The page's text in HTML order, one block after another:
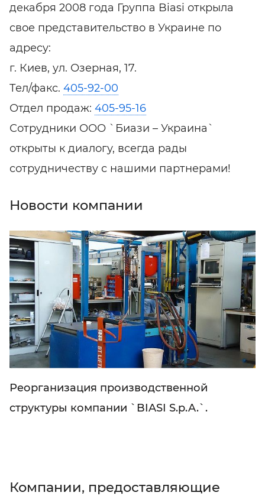
декабря 2008 года Группа Biasi открыла
свое представительство в Украине по
адресу:
г. Киев, ул. Озерная, 17.
Тел/факс. 405-92-00
Отдел продаж: 405-95-16
Сотрудники ООО `Биази – Украина`
открыты к диалогу, всегда рады
сотрудничеству с нашими партнерами!
Новости компании
Реорганизация производственной
структуры компании `BIASI S.p.A.`.
Компании, предоставляющие